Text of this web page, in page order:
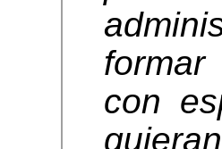
formar
con